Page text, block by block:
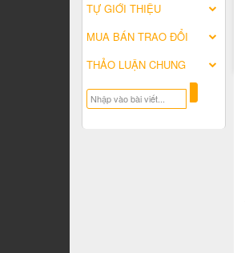
TỰ GIỚI THIỆU
MUA BÁN TRAO ĐỔI
THẢO LUẬN CHUNG